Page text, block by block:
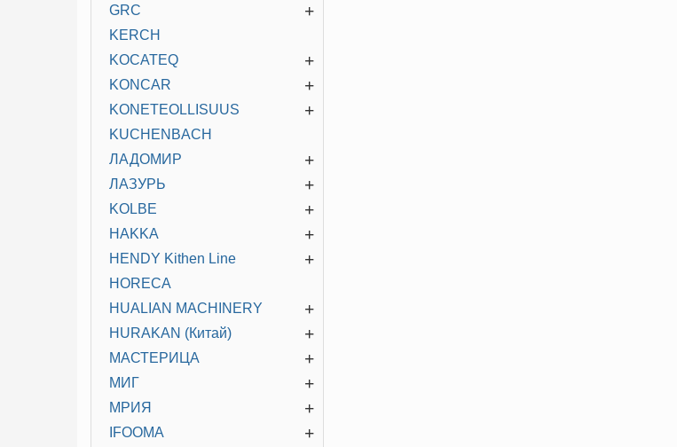
+
GRC
KERCH
+
KOCATEQ
+
KONCAR
+
KONETEOLLISUUS
KUCHENBACH
+
ЛАДОМИР
+
ЛАЗУРЬ
+
KOLBE
+
HAKKA
+
HENDY Kithen Line
HORECA
+
HUALIAN MACHINERY
+
HURAKAN (Китай)
+
МАСТЕРИЦА
+
МИГ
+
МРИЯ
+
IFOOMA